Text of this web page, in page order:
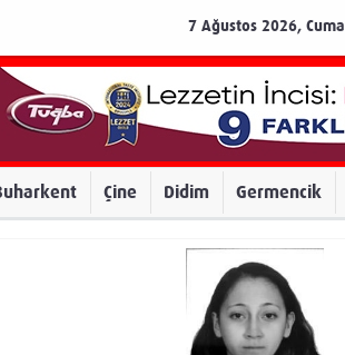
7 Ağustos 2026, Cuma
Çine Didim Germencik